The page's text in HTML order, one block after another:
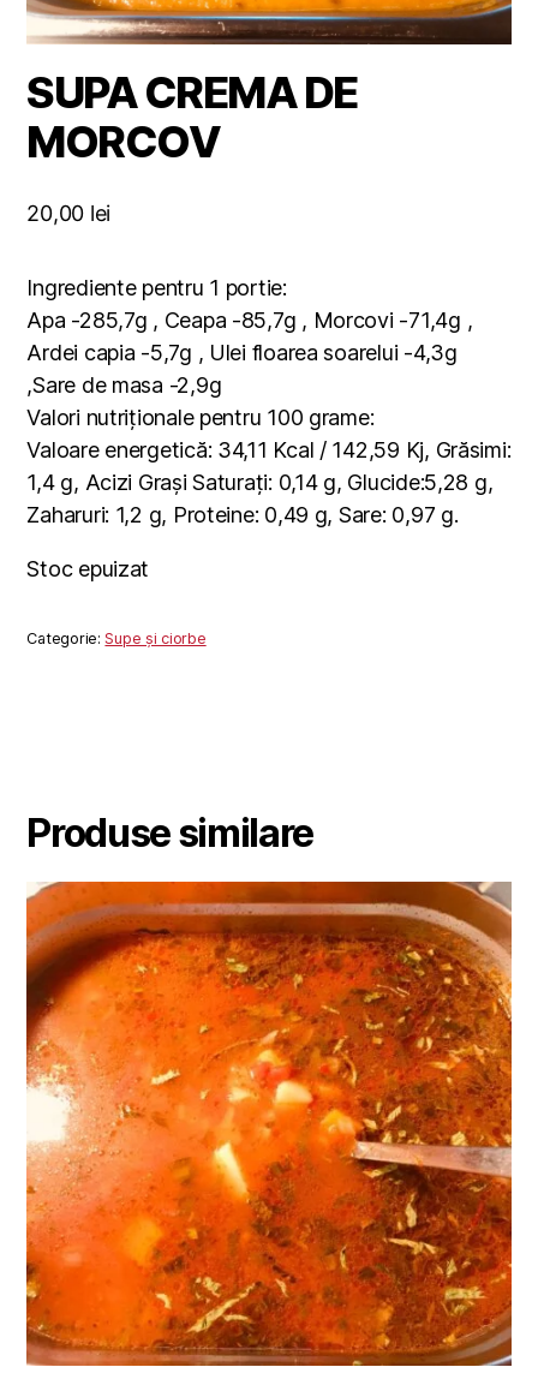
SUPA CREMA DE
MORCOV
20,00 lei
Ingrediente pentru 1 portie:
Apa -285,7g , Ceapa -85,7g , Morcovi -71,4g ,
Ardei capia -5,7g , Ulei floarea soarelui -4,3g
,Sare de masa -2,9g
Valori nutriționale pentru 100 grame:
Valoare energetică: 34,11 Kcal / 142,59 Kj, Grăsimi:
1,4 g, Acizi Grași Saturați: 0,14 g, Glucide:5,28 g,
Zaharuri: 1,2 g, Proteine: 0,49 g, Sare: 0,97 g.
Stoc epuizat
Categorie:Supe și ciorbe
Produse similare